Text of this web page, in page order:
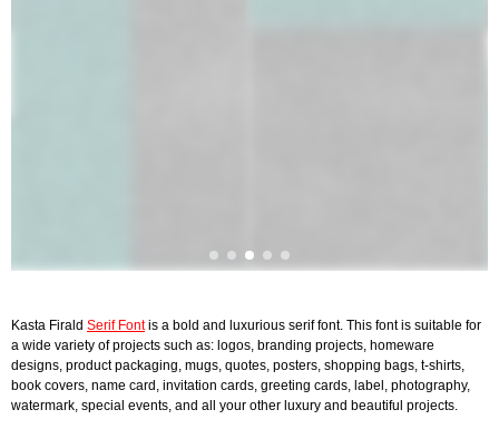
Kasta Firald Serif Fontis a bold and luxurious serif font. This font is suitable for
a wide variety of projects such as: logos, branding projects, homeware
designs, product packaging, mugs, quotes, posters, shopping bags, t-shirts,
book covers, name card, invitation cards, greeting cards, label, photography,
watermark, special events, and all your other luxury and beautiful projects.